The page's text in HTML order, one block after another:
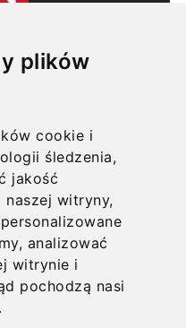
plików
cookie i
śledzenia,
jakość
naszej witryny,
analizować
witrynie i
pochodzą nasi
U10, Lublin 20-701